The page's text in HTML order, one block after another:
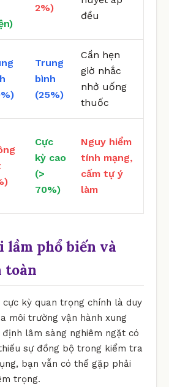
2%)
đều
Trung
bình
(25%)
Cần hẹn
giờ nhắc
nhở uống
thuốc
Cực
kỳ cao
(>
70%)
Nguy hiểm
tính mạng,
cấm tự ý
làm
lầm phổ biến và
toàn
kỳ quan trọng chính là duy
môi trường vận hành xung
lâm sàng nghiêm ngặt có
sự đồng bộ trong kiểm tra
bạn vẫn có thể gặp phải
trọng.